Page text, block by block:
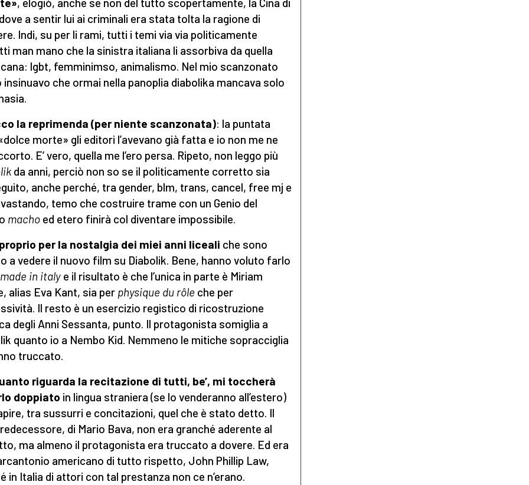
a sentir lui ai criminali era stata tolta la ragione di
Indi, su per li rami, tutti i temi via via politicamente
man mano che la sinistra italiana li assorbiva da quella
lgbt, femminimso, animalismo. Nel mio scanzonato
insinuavo che ormai nella panoplia diabolika mancava solo
la reprimenda (per niente scanzonata): la puntata
morte» gli editori l’avevano già fatta e io non me ne
E’ vero, quella me l’ero persa. Ripeto, non leggo più
da anni, perciò non so se il politicamente corretto sia
anche perché, tra gender, blm, trans, cancel, free mj e
temo che costruire trame con un Genio del
macho ed etero finirà col diventare impossibile.
per la nostalgia dei miei anni liceali che sono
a vedere il nuovo film su Diabolik. Bene, hanno voluto farlo
made in italy e il risultato è che l’unica in parte è Miriam
alias Eva Kant, sia per physique du rôle che per
Il resto è un esercizio registico di ricostruzione
degli Anni Sessanta, punto. Il protagonista somiglia a
quanto io a Nembo Kid. Nemmeno le mitiche sopracciglia
truccato.
riguarda la recitazione di tutti, be’, mi toccherà
doppiato in lingua straniera (se lo venderanno all’estero)
tra sussurri e concitazioni, quel che è stato detto. Il
di Mario Bava, non era granché aderente al
ma almeno il protagonista era truccato a dovere. Ed era
americano di tutto rispetto, John Phillip Law,
in Italia di attori con tal prestanza non ce n’erano.